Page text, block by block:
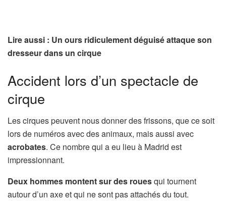
Lire aussi : Un ours ridiculement déguisé attaque son
dresseur dans un cirque
Accident lors d’un spectacle de
cirque
Les cirques peuvent nous donner des frissons, que ce soit
lors de numéros avec des animaux, mais aussi avec
acrobates. Ce nombre qui a eu lieu à Madrid est
impressionnant.
Deux hommes montent sur des rouesqui tournent
autour d’un axe et qui ne sont pas attachés du tout.